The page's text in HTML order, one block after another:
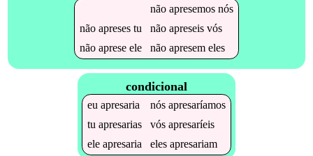
não apresemosnós
não apresestu não apreseisvós
não apreseele não apresemeles
condicional
eu apresaria nós apresaríamos
tu apresarias vós apresaríeis
ele apresaria eles apresariam